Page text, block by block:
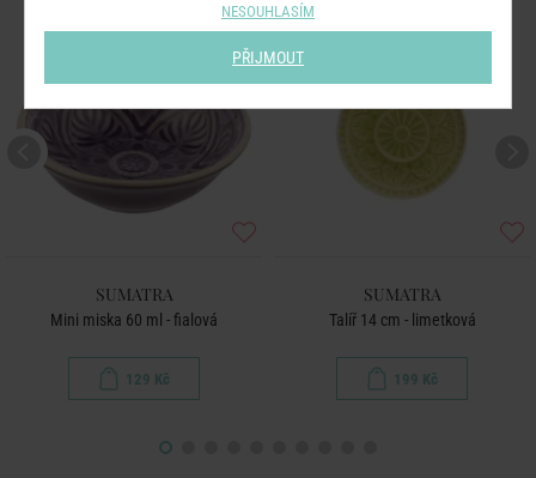
SUMATRA
Mini miska 60 ml - fialová
129 Kč
SUMATRA
Talíř 14 cm - limetková
199 Kč
NESOUHLASÍM
PŘIJMOUT